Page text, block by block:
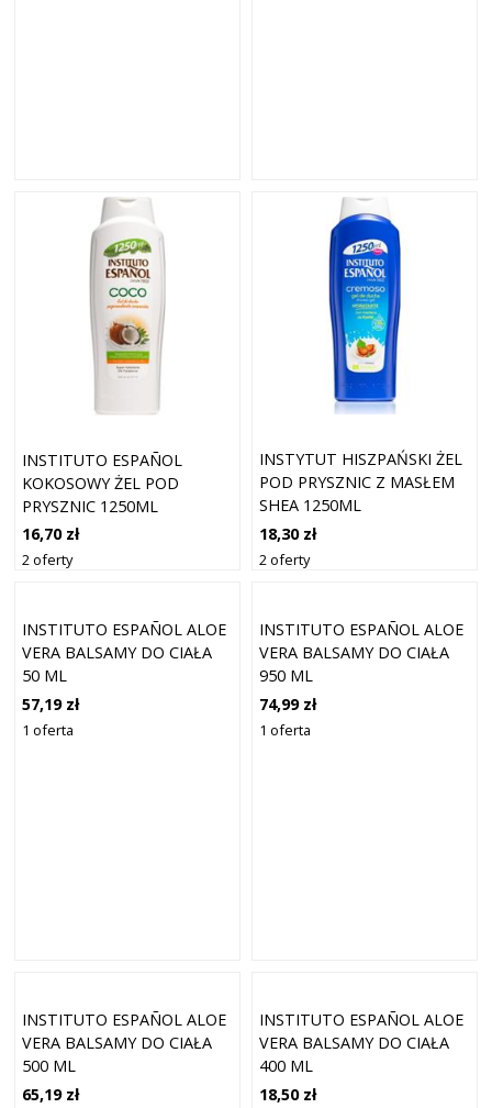
INSTITUTO ESPAÑOL
KOKOSOWY ŻEL POD
PRYSZNIC 1250ML
16,70 zł
2 oferty
INSTYTUT HISZPAŃSKI ŻEL
POD PRYSZNIC Z MASŁEM
SHEA 1250ML
18,30 zł
2 oferty
INSTITUTO ESPAÑOL ALOE
VERA BALSAMY DO CIAŁA
50 ML
57,19 zł
1 oferta
INSTITUTO ESPAÑOL ALOE
VERA BALSAMY DO CIAŁA
950 ML
74,99 zł
1 oferta
INSTITUTO ESPAÑOL ALOE
VERA BALSAMY DO CIAŁA
500 ML
65,19 zł
INSTITUTO ESPAÑOL ALOE
VERA BALSAMY DO CIAŁA
400 ML
18,50 zł